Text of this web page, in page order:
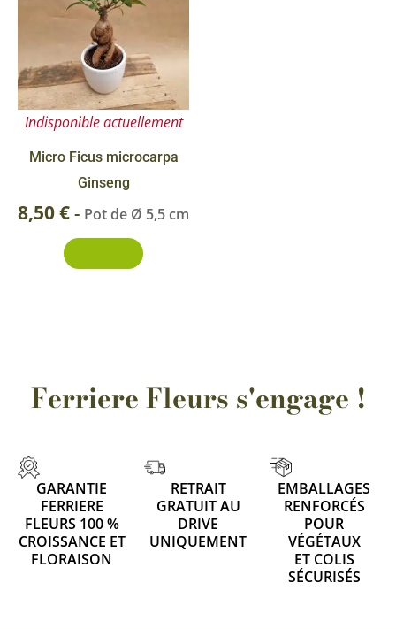
Indisponible actuellement
Micro Ficus microcarpa
Ginseng
8,50€- Pot de Ø 5,5 cm
Ferriere Fleurs s'engage !
GARANTIE
FERRIERE
FLEURS 100 %
CROISSANCE ET
FLORAISON
RETRAIT
GRATUIT AU
DRIVE
UNIQUEMENT
EMBALLAGES
RENFORCÉS
POUR
VÉGÉTAUX
ET COLIS
SÉCURISÉS